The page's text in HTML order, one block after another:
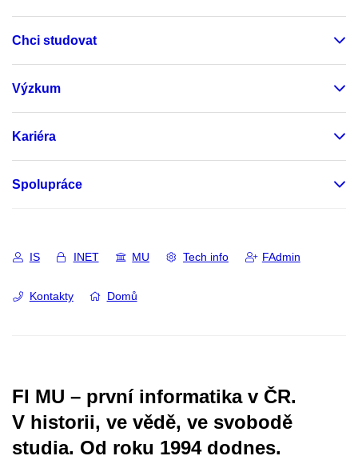
Chci studovat
Výzkum
Kariéra
Spolupráce
IS INET MU Tech info FAdmin
Kontakty Domů
FI MU – první informatika v ČR.
V historii, ve vědě, ve svobodě
studia. Od roku 1994 dodnes.